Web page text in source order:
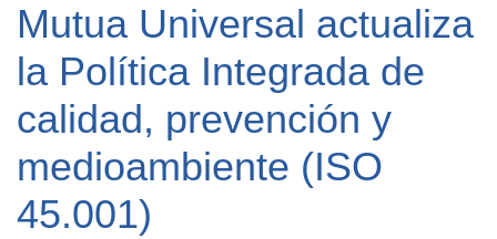
Mutua Universal actualiza
la Política Integrada de
calidad, prevención y
medioambiente (ISO
45.001)